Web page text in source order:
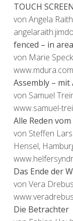
TOUCH SCREEN
von Angela
fenced – in area
von Marie
www.mdura.com
Assembly –
von Samuel
www.samuel-
Alle Reden
von Steffen
Hensel,
Das Ende der
von Vera
Die Betrachter